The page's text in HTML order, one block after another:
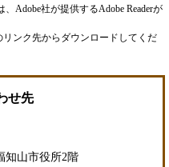
Adobe社が提供するAdobe Readerが
リンク先からダウンロードしてくだ
せ先
知山市役所2階